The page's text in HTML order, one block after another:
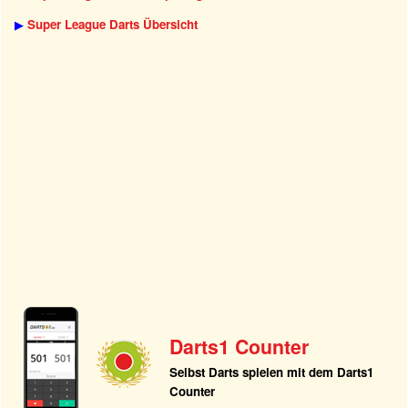
▶ Super League Darts Übersicht
Darts1 Counter
Selbst Darts spielen mit dem Darts1
Counter